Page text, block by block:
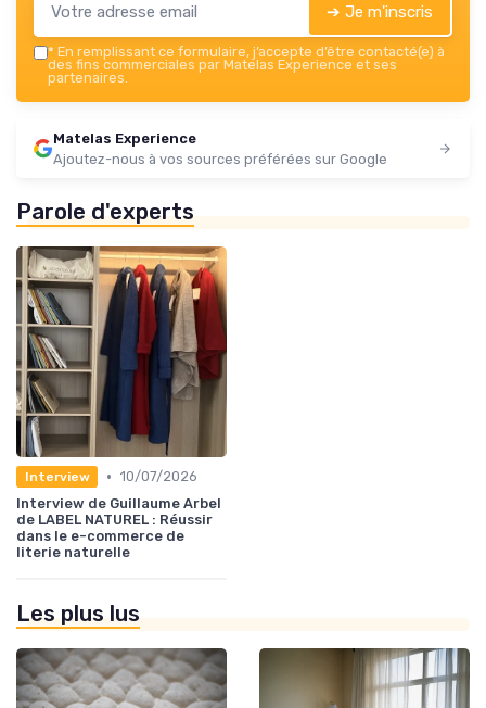
➔ Je m'inscris
* En remplissant ce formulaire, j’accepte d’être contacté(e) à
des fins commerciales par Matelas Experience et ses
partenaires.
Matelas Experience
Ajoutez-nous à vos sources préférées sur Google
Parole d'experts
Interview • 10/07/2026
Interview de Guillaume Arbel
de LABEL NATUREL : Réussir
dans le e-commerce de
literie naturelle
Les plus lus